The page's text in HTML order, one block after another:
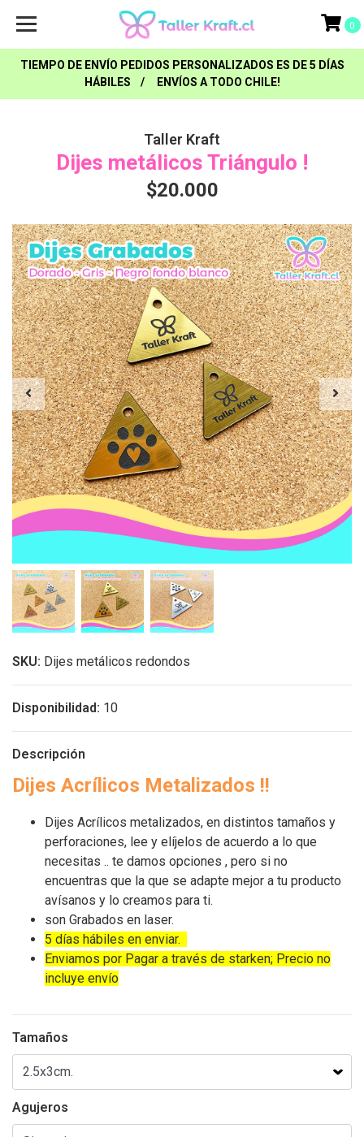
TIEMPO DE ENVÍO PEDIDOS PERSONALIZADOS ES DE 5 DÍAS
HÁBILES / ENVÍOS A TODO CHILE!
0
Taller Kraft
Dijes metálicos Triángulo !
$20.000
SKU: Dijes metálicos redondos
Disponibilidad: 10
Descripción
Dijes Acrílicos Metalizados !!
Dijes Acrílicos metalizados, en distintos tamaños y
perforaciones, lee y elíjelos de acuerdo a lo que
necesitas .. te damos opciones , pero si no
encuentras que la que se adapte mejor a tu producto
avísanos y lo creamos para ti.
son Grabados en laser.
5 días hábiles en enviar.
Enviamos por Pagar a través de starken; Precio no
incluye envío
Tamaños
Agujeros